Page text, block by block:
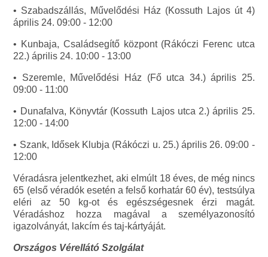
• Szabadszállás, Művelődési Ház (Kossuth Lajos út 4)
április 24. 09:00 - 12:00
• Kunbaja, Családsegítő központ (Rákóczi Ferenc utca
22.) április 24. 10:00 - 13:00
• Szeremle, Művelődési Ház (Fő utca 34.) április 25.
09:00 - 11:00
• Dunafalva, Könyvtár (Kossuth Lajos utca 2.) április 25.
12:00 - 14:00
• Szank, Idősek Klubja (Rákóczi u. 25.) április 26. 09:00 -
12:00
Véradásra jelentkezhet, aki elmúlt 18 éves, de még nincs
65 (első véradók esetén a felső korhatár 60 év), testsúlya
eléri az 50 kg-ot és egészségesnek érzi magát.
Véradáshoz hozza magával a személyazonosító
igazolványát, lakcím és taj-kártyáját.
Országos Vérellátó Szolgálat